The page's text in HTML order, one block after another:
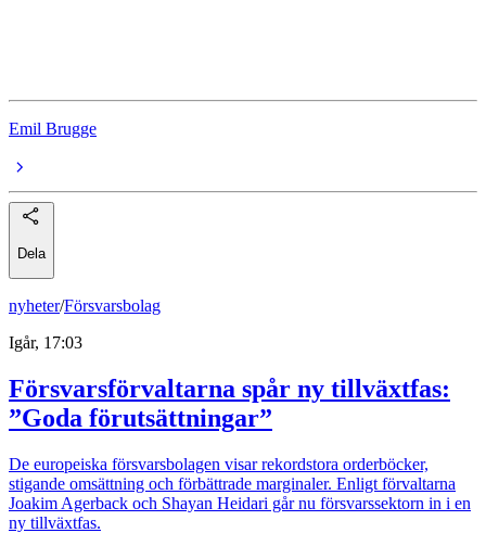
Emil Brugge
Dela
nyheter/Försvarsbolag
Igår, 17:03
Försvarsförvaltarna spår ny tillväxtfas:
”Goda förutsättningar”
De europeiska försvarsbolagen visar rekordstora orderböcker,
stigande omsättning och förbättrade marginaler. Enligt förvaltarna
Joakim Agerback och Shayan Heidari går nu försvarssektorn in i en
ny tillväxtfas.